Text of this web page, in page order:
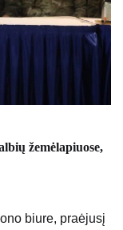
žemėlapiuose,
biure, praėjusį